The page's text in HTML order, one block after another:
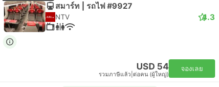
สมาร์ท | รถไฟ #9927
NTV 4.3
USD 54
รวมภาษีแล้ว ต่อคน (ผู้ใหญ่)
จองเลย